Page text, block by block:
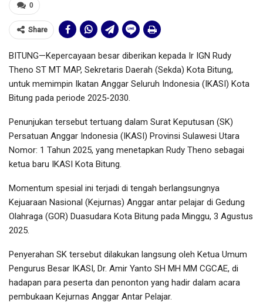
0
Share
BITUNG—Kepercayaan besar diberikan kepada Ir IGN Rudy
Theno ST MT MAP, Sekretaris Daerah (Sekda) Kota Bitung,
untuk memimpin Ikatan Anggar Seluruh Indonesia (IKASI) Kota
Bitung pada periode 2025-2030.
Penunjukan tersebut tertuang dalam Surat Keputusan (SK)
Persatuan Anggar Indonesia (IKASI) Provinsi Sulawesi Utara
Nomor: 1 Tahun 2025, yang menetapkan Rudy Theno sebagai
ketua baru IKASI Kota Bitung.
Momentum spesial ini terjadi di tengah berlangsungnya
Kejuaraan Nasional (Kejurnas) Anggar antar pelajar di Gedung
Olahraga (GOR) Duasudara Kota Bitung pada Minggu, 3 Agustus
2025.
Penyerahan SK tersebut dilakukan langsung oleh Ketua Umum
Pengurus Besar IKASI, Dr. Amir Yanto SH MH MM CGCAE, di
hadapan para peserta dan penonton yang hadir dalam acara
pembukaan Kejurnas Anggar Antar Pelajar.